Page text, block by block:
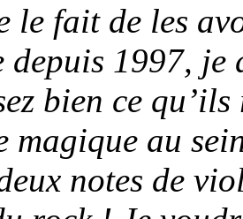
le fait de les
depuis 1997,
bien ce
magique au
notes de